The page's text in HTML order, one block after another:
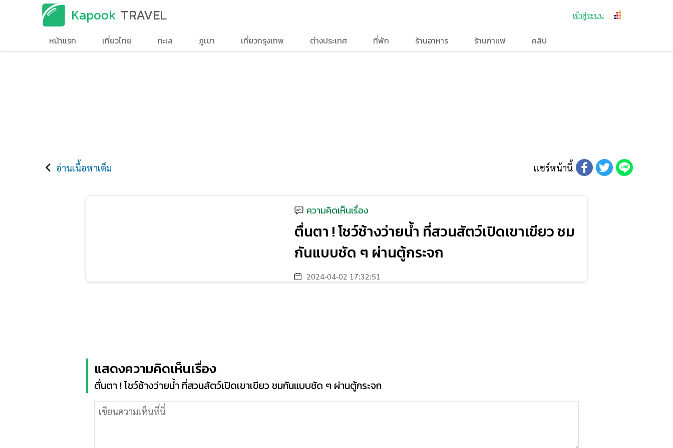
Kapook TRAVEL เข้าสู่ระบบ
หน้าแรก เที่ยวไทย ทะเล ภูเขา เที่ยวกรุงเทพ ต่างประเทศ ที่พัก ร้านอาหาร ร้านกาแฟ คลิป
อ่านเนื้อหาเต็ม แชร์หน้านี้
ความคิดเห็นเรื่อง
ตื่นตา ! โชว์ช้างว่ายน้ำ ที่สวนสัตว์เปิดเขาเขียว ชม
กันแบบชัด ๆ ผ่านตู้กระจก
2024-04-02 17:32:51
แสดงความคิดเห็นเรื่อง
ตื่นตา ! โชว์ช้างว่ายน้ำ ที่สวนสัตว์เปิดเขาเขียว ชมกันแบบชัด ๆ ผ่านตู้กระจก